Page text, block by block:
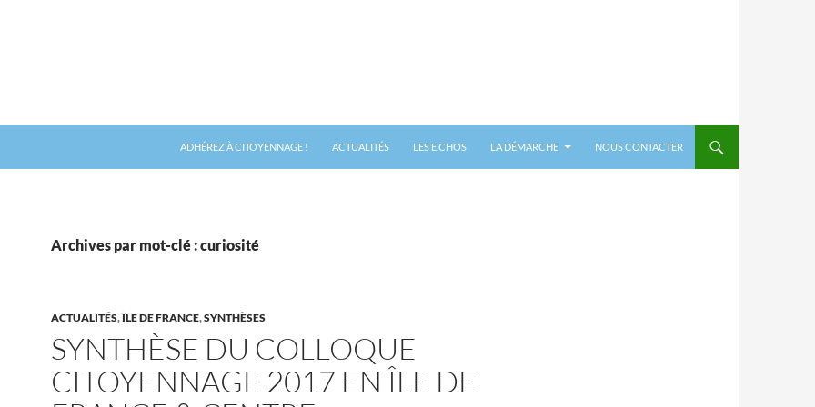
ADHÉREZ À CITOYENNAGE ! ACTUALITÉS LES E.CHOS LA DÉMARCHE NOUS CONTACTER
Archives par mot-clé : curiosité
ACTUALITÉS,ÎLE DE FRANCE,SYNTHÈSES
SYNTHÈSE DU COLLOQUE
CITOYENNAGE 2017 EN ÎLE DE